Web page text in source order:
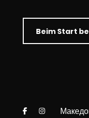
Beim Start